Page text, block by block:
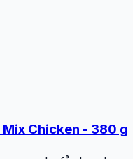
Chicken - 380 g